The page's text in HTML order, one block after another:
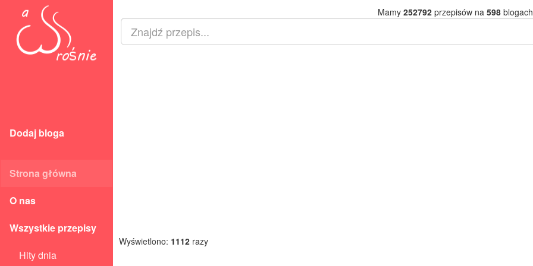
Dodaj bloga
Strona główna
O nas
Wszystkie przepisy
Hity dnia
Mamy 252792przepisów na 598
Wyświetlono: 1112 razy